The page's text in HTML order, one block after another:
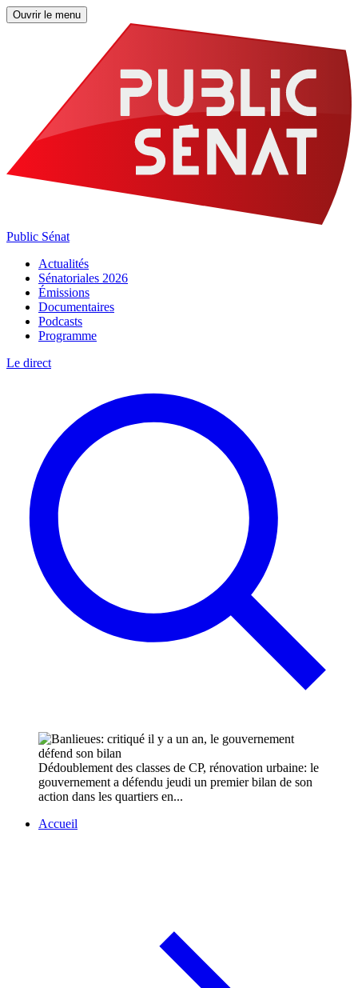
Ouvrir le menu
Public Sénat
Actualités
Sénatoriales 2026
Émissions
Documentaires
Podcasts
Programme
Le direct
Dédoublement des classes de CP, rénovation urbaine: le
gouvernement a défendu jeudi un premier bilan de son
action dans les quartiers en...
Accueil